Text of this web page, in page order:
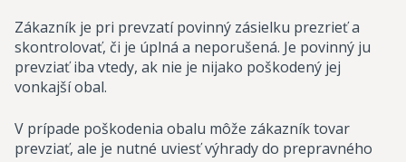
Zákazník je pri prevzatí povinný zásielku prezrieť a
skontrolovať, či je úplná a neporušená. Je povinný ju
prevziať iba vtedy, ak nie je nijako poškodený jej
vonkajší obal.
V prípade poškodenia obalu môže zákazník tovar
prevziať, ale je nutné uviesť výhrady do prepravného